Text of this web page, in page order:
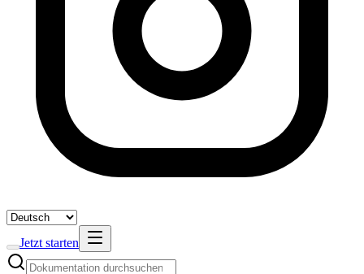
Jetzt starten